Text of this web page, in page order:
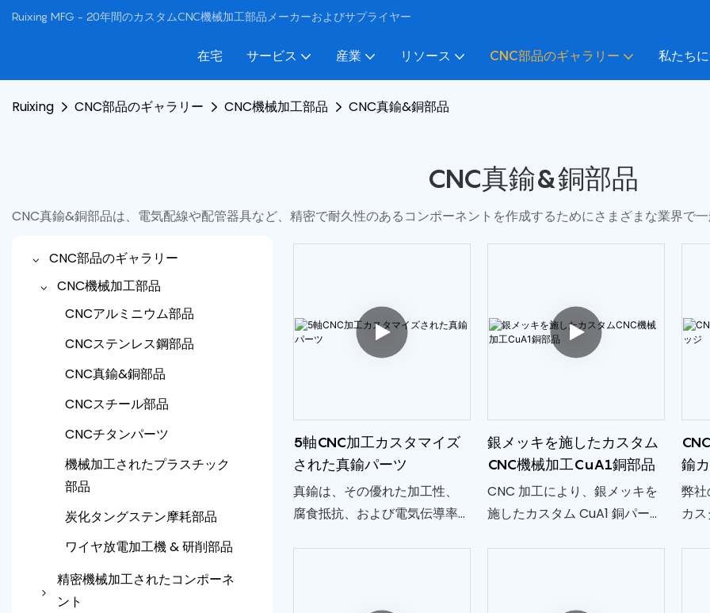
Ruixing MFG - 20年間のカスタムCNC機械加工部品メーカーおよびサプライヤー
在宅 サービス 産業 リソース CNC部品のギャラリー 私たち
Ruixing CNC部品のギャラリー CNC機械加工部品 CNC真鍮&銅部品
CNC真鍮&銅部品
CNC真鍮&銅部品は、電気配線や配管器具など、精密で耐久性のあるコンポーネントを作成するためにさまざまな業界で
CNC部品のギャラリー
CNC機械加工部品
CNCアルミニウム部品
CNCステンレス鋼部品
CNC真鍮&銅部品
CNCスチール部品
CNCチタンパーツ
機械加工されたプラスチック
部品
炭化タングステン摩耗部品
ワイヤ放電加工機 & 研削部品
精密機械加工されたコンポーネ
ント
5軸CNC加工カスタマイズ
された真鍮パーツ
真鍮は、その優れた加工性、
腐食抵抗、および電気伝導率
銀メッキを施したカスタム
CNC機械加工CuA1銅部品
CNC 加工により、銀メッキを
施したカスタム CuA1 銅パーツ
鍮
弊
カ